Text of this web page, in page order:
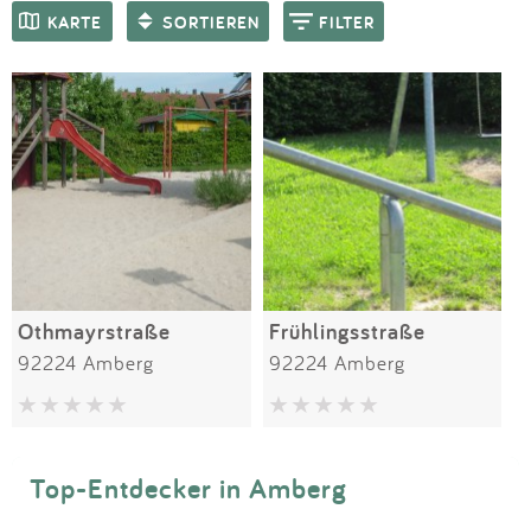
Anmelden
KARTE SORTIEREN FILTER
SPIELGERÄTE
Othmayrstraße
92224 Amberg
Frühlingsstraße
92224 Amberg
Top-Entdecker in Amberg